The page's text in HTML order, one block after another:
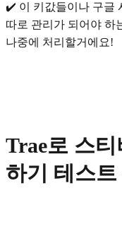
✔️ 이 키값들이나 구글
따로 관리가 되어야 하
나중에 처리할거에요!
Trae로 스
하기 테스트